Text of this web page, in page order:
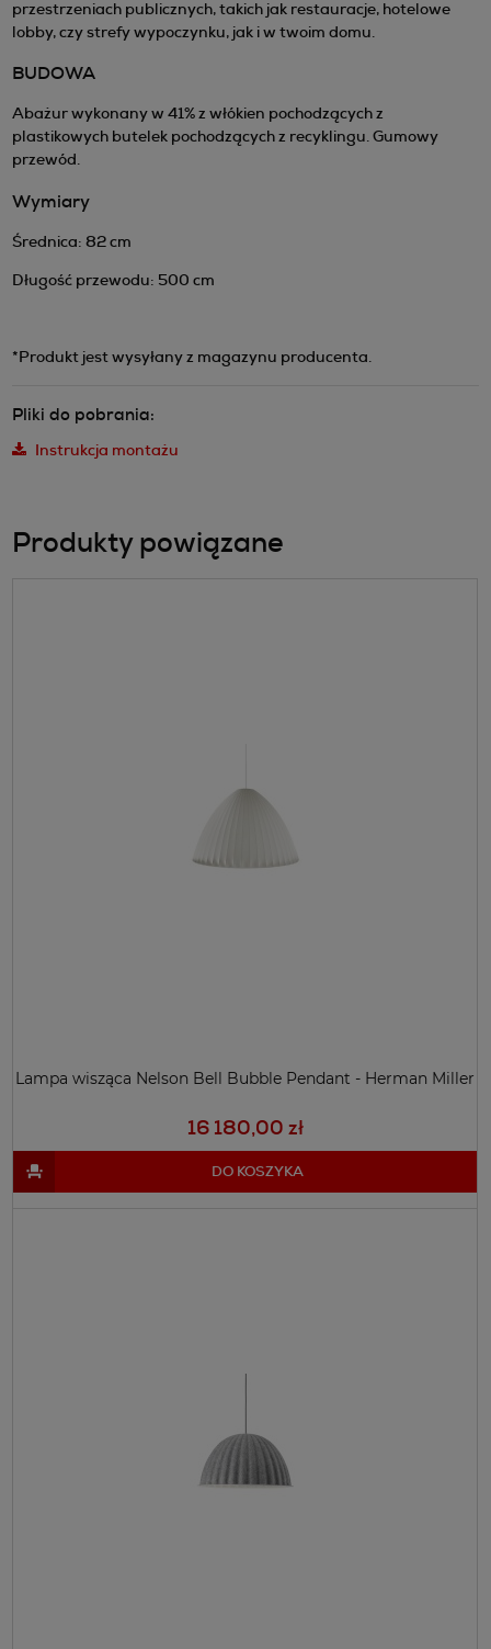
przestrzeniach publicznych, takich jak restauracje, hotelowe
lobby, czy strefy wypoczynku, jak i w twoim domu.
BUDOWA
Abażur wykonany w 41% z włókien pochodzących z
plastikowych butelek pochodzących z recyklingu. Gumowy
przewód.
Wymiary
Średnica: 82 cm
Długość przewodu: 500 cm
*Produkt jest wysyłany z magazynu producenta.
Pliki do pobrania:
Instrukcja montażu
Produkty powiązane
Lampa wisząca Nelson Bell Bubble Pendant - Herman Miller
16 180,00 zł
DO KOSZYKA